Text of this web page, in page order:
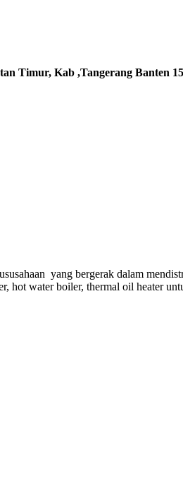
Timur, Kab ,Tangerang Banten
yang bergerak dalam
hot water boiler, thermal oil heater